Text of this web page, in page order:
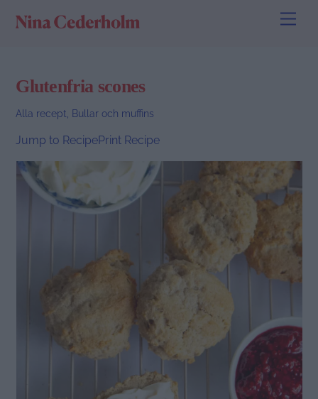
Glutenfria scones
Alla recept Bullar och muffins
Jump to RecipePrint Recipe